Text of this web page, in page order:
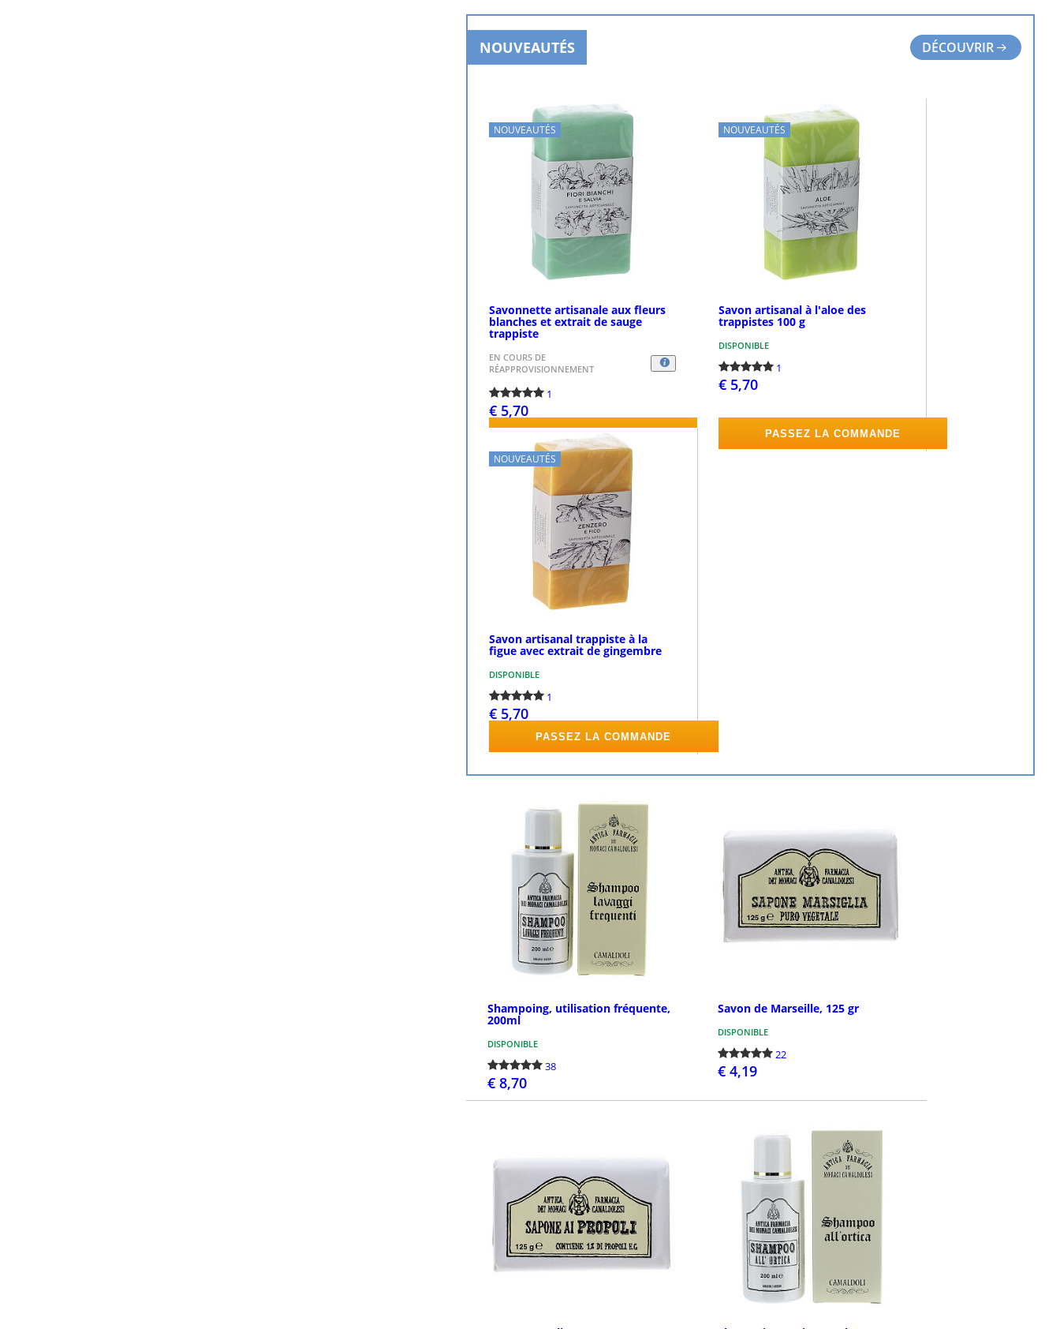
NOUVEAUTÉS DÉCOUVRIR
NOUVEAUTÉS
Savonnette artisanale aux fleurs
blanches et extrait de sauge
trappiste
EN COURS DE
RÉAPPROVISIONNEMENT
1
€ 5,70
PASSEZ LA COMMANDE
NOUVEAUTÉS
Savon artisanal à l'aloe des
trappistes 100 g
DISPONIBLE
1
€ 5,70
PASSEZ LA COMMANDE
NOUVEAUTÉS
Savon artisanal trappiste à la
figue avec extrait de gingembre
DISPONIBLE
1
€ 5,70
PASSEZ LA COMMANDE
Shampoing, utilisation fréquente,
200ml
DISPONIBLE
38
€ 8,70
Savon de Marseille, 125 gr
DISPONIBLE
22
€ 4,19